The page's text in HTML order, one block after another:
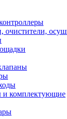
очистители,
и комплектующие